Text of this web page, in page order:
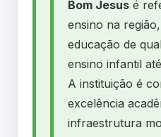
Bom Jesus é
ensino na
educação de
ensino infantil
A instituição é
excelência
infraestrutura